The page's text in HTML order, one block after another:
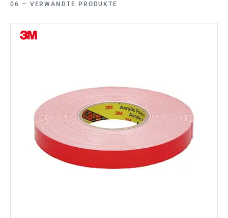
VERWANDTE PRODUKTE